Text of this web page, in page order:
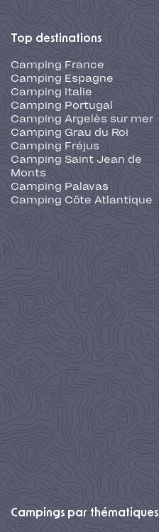
Top destinations
Camping France
Camping Espagne
Camping Italie
Camping Portugal
Camping Argelès sur mer
Camping Grau du Roi
Camping Fréjus
Camping Saint Jean de
Monts
Camping Palavas
Camping Côte Atlantique
Campings par thématiques